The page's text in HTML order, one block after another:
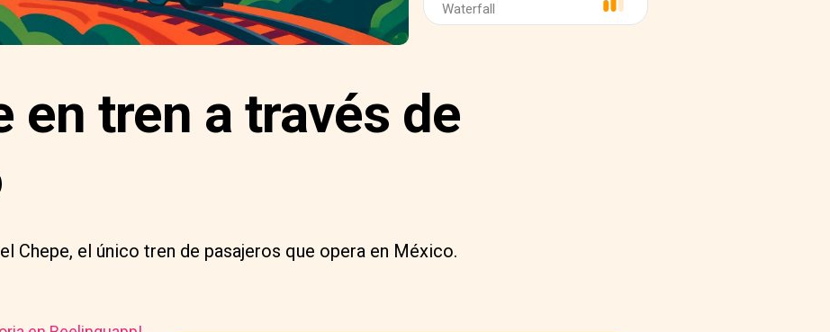
Waterfall
en tren a través de
Chepe, el único tren de pasajeros que opera en México.